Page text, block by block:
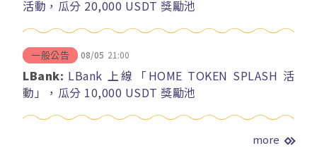
活動，瓜分 20,000 USDT 獎勵池
一般公告 08/05 21:00
LBank: LBank 上線「HOME TOKEN SPLASH 活
動」，瓜分 10,000 USDT 獎勵池
more